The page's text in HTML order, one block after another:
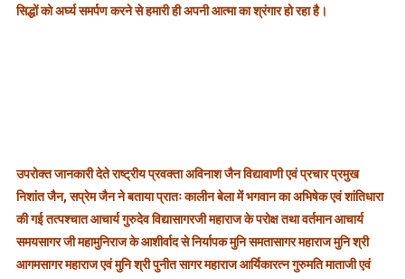
सिद्धों को अर्घ्य समर्पण करने से हमारी ही अपनी आत्मा का श्रंगार हो रहा है।
उपरोक्त जानकारी देते राष्ट्रीय प्रवक्ता अविनाश जैन विद्यावाणी एवं प्रचार प्रमुख
निशांत जैन, सप्रेम जैन ने बताया प्रातः कालीन बेला में भगवान का अभिषेक एवं शांतिधारा
की गई तत्पश्चात आचार्य गुरुदेव विद्यासागरजी महाराज के परोक्ष तथा वर्तमान आचार्य
समयसागर जी महामुनिराज के आशीर्वाद से निर्यापक मुनि समतासागर महाराज मुनि श्री
आगमसागर महाराज एवं मुनि श्री पुनीत सागर महाराज आर्यिकारत्न गुरुमति माताजी एवं